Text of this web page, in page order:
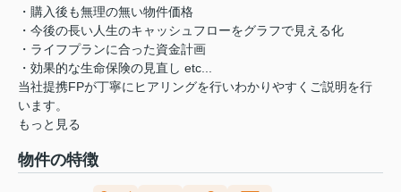
・購入後も無理の無い物件価格
・今後の長い人生のキャッシュフローをグラフで見える化
・ライフプランに合った資金計画
・効果的な生命保険の見直し etc...
当社提携FPが丁寧にヒアリングを行いわかりやすくご説明を行
います。
もっと見る
物件の特徴